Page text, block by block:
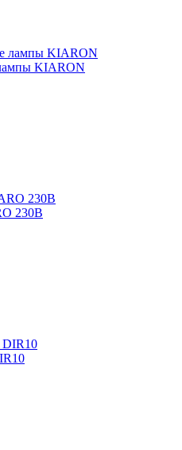
KIARON
230В